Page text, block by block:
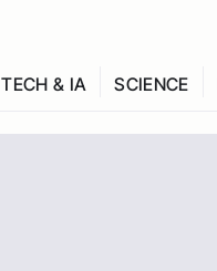
TECH & IA SCIENCE